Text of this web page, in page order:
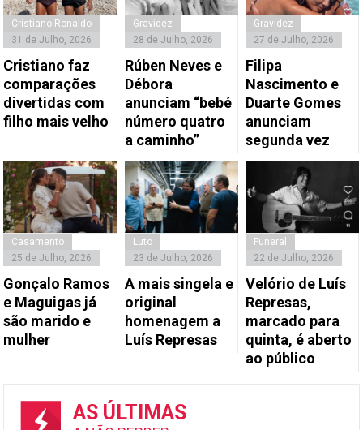
Cristiano Ronaldo
31 de Julho, 2026
Cristiano faz
comparações
divertidas com
filho mais velho
Gravidez
28 de Julho, 2026
Rúben Neves e
Débora
anunciam “bebé
número quatro
a caminho”
Gravidez
27 de Julho, 2026
Filipa
Nascimento e
Duarte Gomes
anunciam
segunda vez
Casamento
25 de Julho, 2026
Gonçalo Ramos
e Maguigas já
são marido e
mulher
Luto
23 de Julho, 2026
A mais singela e
original
homenagem a
Luís Represas
Funeral
22 de Julho, 2026
Velório de Luís
Represas,
marcado para
quinta, é aberto
ao público
AS ÚLTIMAS